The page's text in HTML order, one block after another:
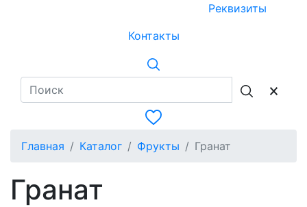
Реквизиты
Контакты
Главная Каталог Фрукты Гранат
Гранат